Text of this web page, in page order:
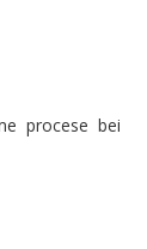
procese bei